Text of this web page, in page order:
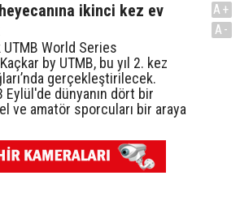
ikinci kez ev
World Series
by UTMB, bu yıl 2. kez
gerçekleştirilecek.
Eylül'de dünyanın dört bir
ve amatör sporcuları bir araya
A+
A-